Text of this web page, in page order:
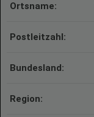
Ortsname:
Postleitzahl:
Bundesland:
Region: